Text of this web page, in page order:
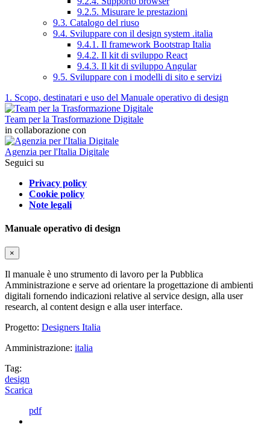
9.2.5. Misurare le prestazioni
9.3. Catalogo del riuso
9.4. Sviluppare con il design system .italia
9.4.1. Il framework Bootstrap Italia
9.4.2. Il kit di sviluppo React
9.4.3. Il kit di sviluppo Angular
9.5. Sviluppare con i modelli di sito e servizi
1. Scopo, destinatari e uso del Manuale operativo di design
Team per la Trasformazione Digitale
in collaborazione con
Agenzia per l'Italia Digitale
Seguici su
Privacy policy
Cookie policy
Note legali
Manuale operativo di design
×
Il manuale è uno strumento di lavoro per la Pubblica
Amministrazione e serve ad orientare la progettazione di ambienti
digitali fornendo indicazioni relative al service design, alla user
research, al content design e alla user interface.
Progetto: Designers Italia
Amministrazione: italia
Tag:
design
Scarica
pdf